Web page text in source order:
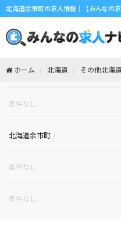
北海道余市町の求人情報｜【みんなの
ホーム 北海道 その他北海道
条件なし
北海道余市町
条件なし
条件なし